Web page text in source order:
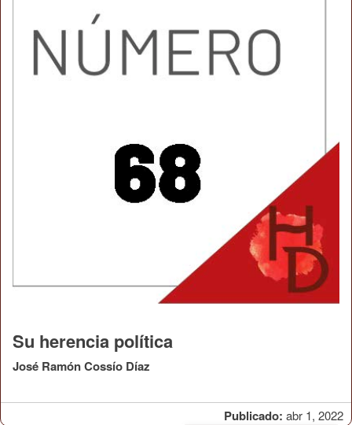
Publicado: abr 1, 2022
Su herencia política
José Ramón Cossío Díaz